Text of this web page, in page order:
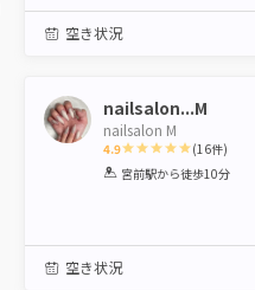
空き状況
nailsalon...M
nailsalon M
4.9
1 2 3 4 5
(16件)
宮前駅から徒歩10分
空き状況